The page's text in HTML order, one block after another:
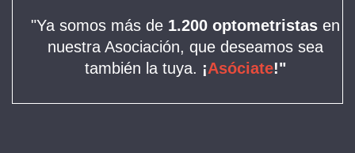
"Ya somos más de 1.200 optometristas en
nuestra Asociación, que deseamos sea
también la tuya. ¡Asóciate!"